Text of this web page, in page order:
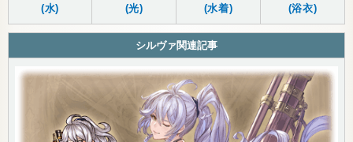
(水)
(光)
(水着)
(浴衣)
シルヴァ関連記事